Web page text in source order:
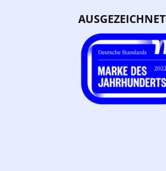
AUSGEZEICHNET